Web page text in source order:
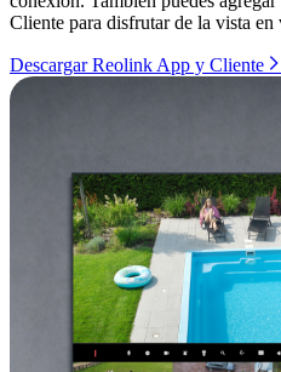
Cliente para disfrutar de la vista
Descargar Reolink App y Cliente